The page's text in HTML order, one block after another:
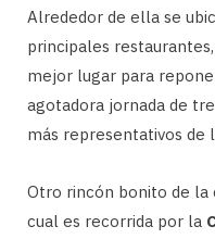
Alrededor de ella se
principales
mejor lugar para
agotadora jornada de
más representativos de
Otro rincón bonito de la
cual es recorrida por la